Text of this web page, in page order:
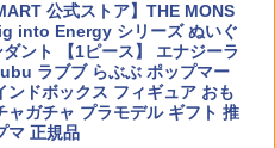
◆モデリンク SPmodels 1/12 K
用 社外クロスチャンバー ＆ パ
ルターセット (SP12002) ハセガ
◆ドラゴンクエスト メタリック
ズギャラリースペシャル 40周年
ュア 2種セット スクウェア・
ス 【11月予約】
ポリマー ローディングノ
Hi-CAPA/MEU/1911◆東京マル
ミー モンコレ ポケデルゼ ピカ
ンスターボール)
公式ストア】THE MONS
into Energy シリーズ ぬいぐ
ント 【1ピース】 エナジーラ
ラブブ らぶぶ ポップマー
ンドボックス フィギュア おも
ャガチャ プラモデル ギフト 推
マ 正規品